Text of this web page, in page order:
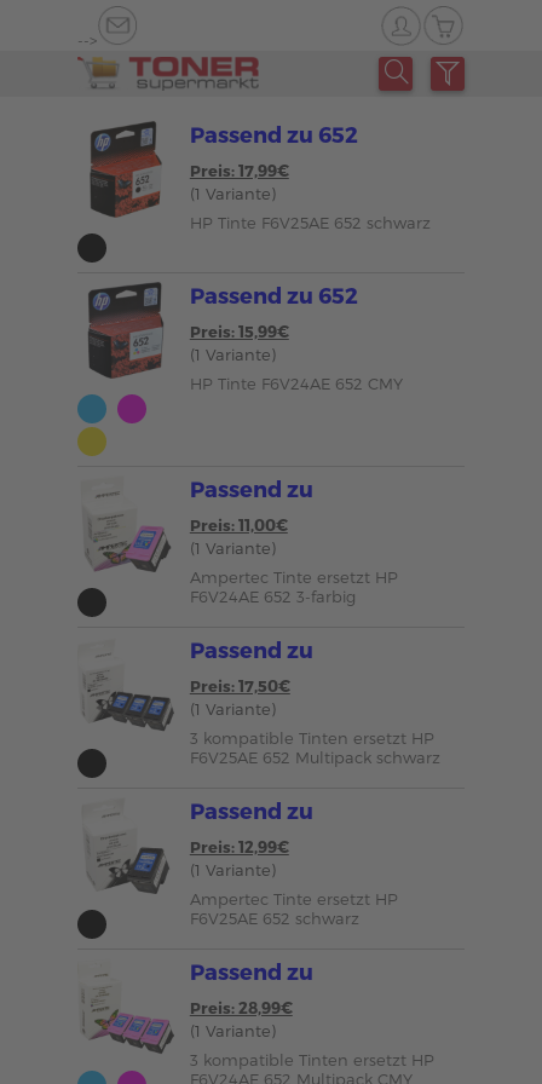
-->
Passend zu 652
Preis: 17,99€
(1 Variante)
HP Tinte F6V25AE 652 schwarz
Passend zu 652
Preis: 15,99€
(1 Variante)
HP Tinte F6V24AE 652 CMY
Passend zu
Preis: 11,00€
(1 Variante)
Ampertec Tinte ersetzt HP
F6V24AE 652 3-farbig
Passend zu
Preis: 17,50€
(1 Variante)
3 kompatible Tinten ersetzt HP
F6V25AE 652 Multipack schwarz
Passend zu
Preis: 12,99€
(1 Variante)
Ampertec Tinte ersetzt HP
F6V25AE 652 schwarz
Passend zu
Preis: 28,99€
(1 Variante)
3 kompatible Tinten ersetzt HP
F6V24AE 652 Multipack CMY